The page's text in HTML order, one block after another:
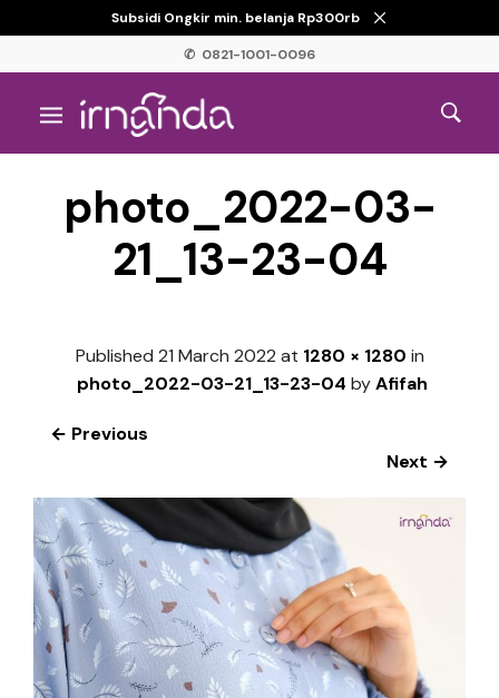
Subsidi Ongkir min. belanja Rp300rb
✆ 0821-1001-0096
photo_2022-03-
21_13-23-04
Published 21 March 2022 at 1280 × 1280 in
photo_2022-03-21_13-23-04 byAfifah
← Previous
Next →